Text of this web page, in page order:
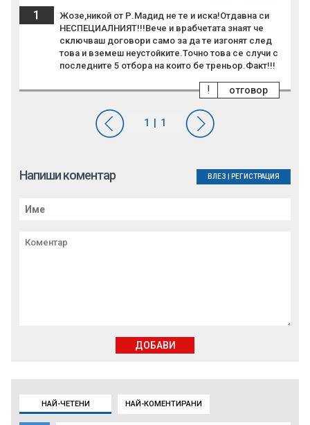
НАЙ-ЧЕТЕНИ НАЙ-КОМЕНТИРАНИ
1
Жозе,никой от Р.Мадид не те и иска!Отдавна си
НЕСПЕЦИАЛНИЯТ!!!Вече и врабчетата знаят че
сключваш договори само за да те изгонят след
това и вземеш неустойките.Точно това се случи с
последните 5 отбора на които бе треньор.Факт!!!
отговор
!
Напиши коментар ВЛЕЗ РЕГИСТРАЦИЯ
ДОБАВИ